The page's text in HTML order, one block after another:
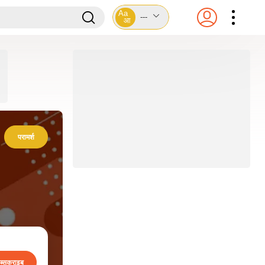
Aa
आ
---
परामर्श